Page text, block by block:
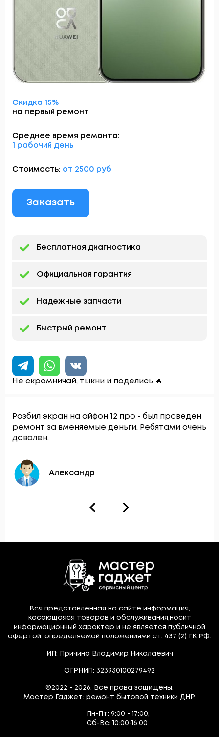
Скидка 15%
на первый ремонт
Среднее время ремонта:
1 рабочий день
Стоимость: от 2500 руб
Заказать
Бесплатная диагностика
Официальная гарантия
Надежные запчасти
Быстрый ремонт
Не скромничай, тыкни и поделись 🔥
Разбил экран на айфон 12 про - был проведен
ремонт за вменяемые деньги. Ребятами очень
доволен.
Александр
Вся представленная на сайте информация,
касающаяся товаров и обслуживания,носит
информационный характер и не является публичной
офертой, определяемой положениями ст. 437 (2) ГК РФ.
ИП: Причина Владимир Николаевич
ОГРНИП: 323930100279492
©2022 - 2026. Все права защищены.
Мастер Гаджет: ремонт бытовой техники ДНР.
Пн-Пт: 9:00 - 17:00,
Сб-Вс: 10:00-16:00